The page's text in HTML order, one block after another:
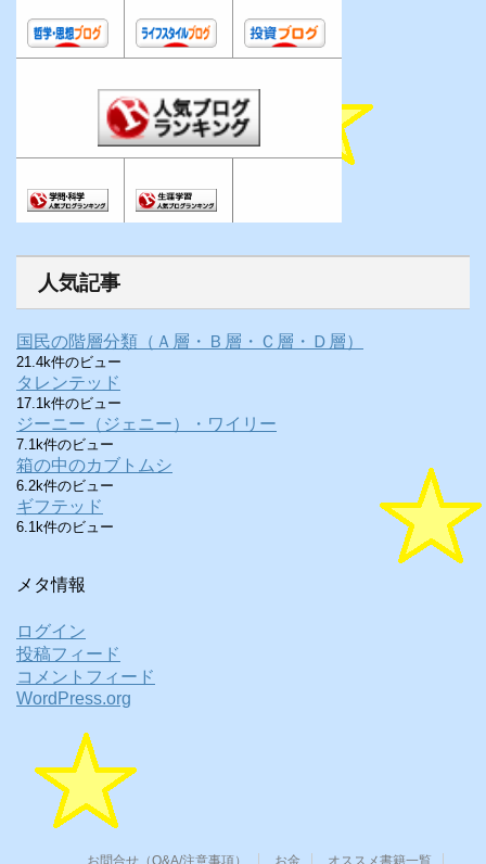
人気記事
国民の階層分類（Ａ層・Ｂ層・Ｃ層・Ｄ層）
21.4k件のビュー
タレンテッド
17.1k件のビュー
ジーニー（ジェニー）・ワイリー
7.1k件のビュー
箱の中のカブトムシ
6.2k件のビュー
ギフテッド
6.1k件のビュー
メタ情報
ログイン
投稿フィード
コメントフィード
WordPress.org